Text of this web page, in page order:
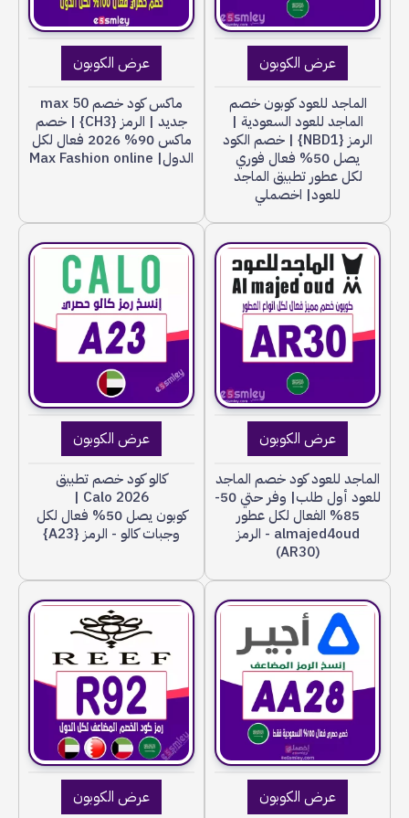
عرض الكوبون
الماجد للعود كوبون خصم
الماجد للعود السعودية |
الرمز {NBD1} | خصم الكود
يصل 50% فعال فوري
لكل عطور تطبيق الماجد
للعود| اخصملي
عرض الكوبون
ماكس كود خصم max 50
جديد | الرمز {CH3} | خصم
ماكس 90% 2026 فعال لكل
الدول| Max Fashion online
عرض الكوبون
الماجد للعود كود خصم الماجد
للعود أول طلب| وفر حتي 50-
85% الفعال لكل عطور
almajed4oud - الرمز
(AR30)
عرض الكوبون
كالو كود خصم تطبيق
Calo 2026 |
كوبون يصل 50% فعال لكل
وجبات كالو - الرمز {A23}
عرض الكوبون عرض الكوبون